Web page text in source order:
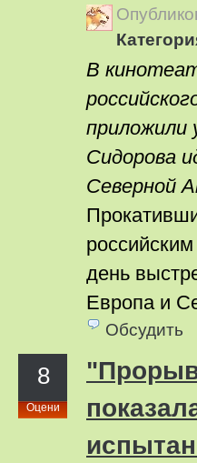
В
приложили
Сидорова
Северной
день
Европа и
Обсудить
8
Оцени